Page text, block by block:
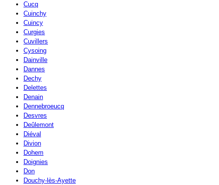
Cucq
Cuinchy
Cuincy
Curgies
Cuvillers
Cysoing
Dainville
Dannes
Dechy
Delettes
Denain
Dennebroeucq
Desvres
Deûlemont
Diéval
Divion
Dohem
Doignies
Don
Douchy-lès-Ayette